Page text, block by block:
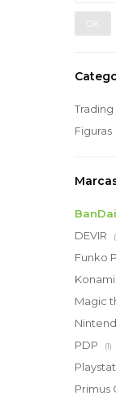
Figuras
BanDai
DEVIR
Funko
Konami
Magic
PDP (1)
Primus
OK